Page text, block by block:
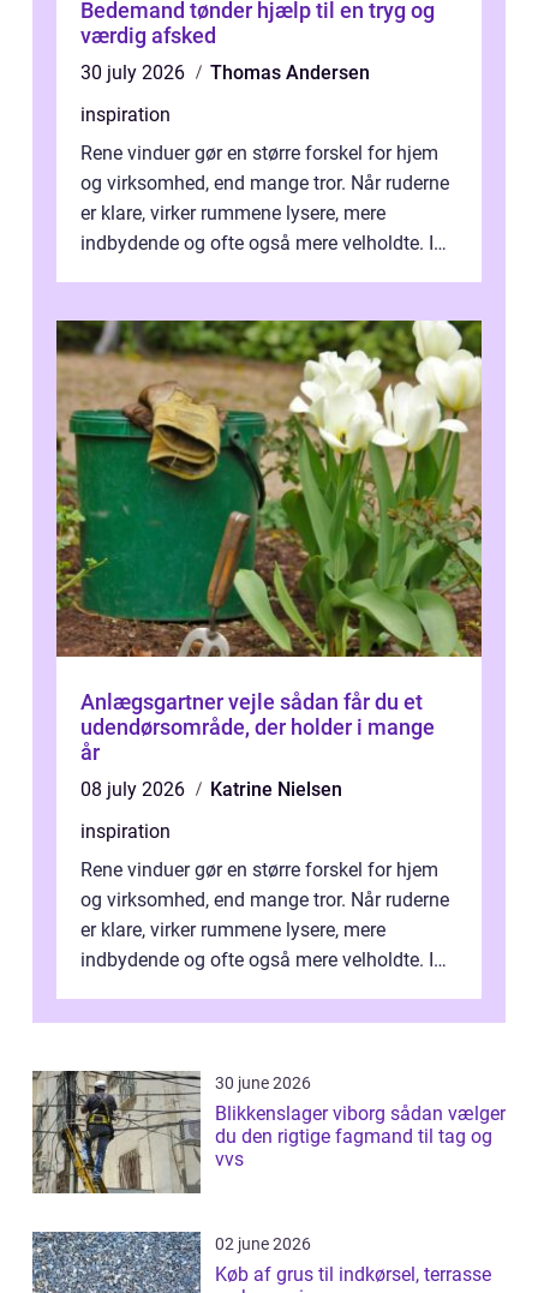
Bedemand tønder hjælp til en tryg og
værdig afsked
30 july 2026
Thomas Andersen
inspiration
Rene vinduer gør en større forskel for hjem
og virksomhed, end mange tror. Når ruderne
er klare, virker rummene lysere, mere
indbydende og ofte også mere velholdte. I
Anlægsgartner vejle sådan får du et
udendørsområde, der holder i mange
år
08 july 2026
Katrine Nielsen
inspiration
Rene vinduer gør en større forskel for hjem
og virksomhed, end mange tror. Når ruderne
er klare, virker rummene lysere, mere
indbydende og ofte også mere velholdte. I
30 june 2026
Blikkenslager viborg sådan vælger
du den rigtige fagmand til tag og
vvs
02 june 2026
Køb af grus til indkørsel, terrasse